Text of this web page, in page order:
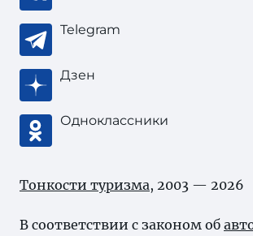
Telegram
Дзен
Одноклассники
Тонкости туризма, 2003 — 2026
В соответствии с законом об